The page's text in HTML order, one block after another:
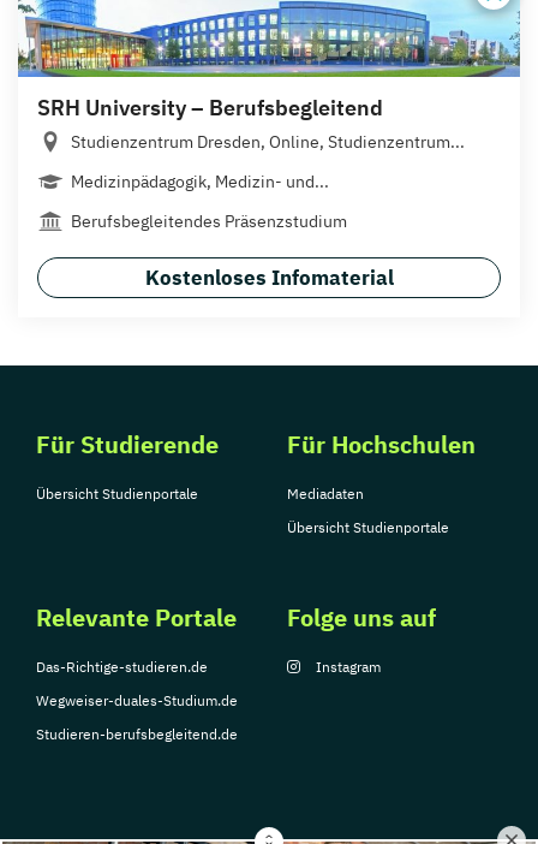
SRH University – Berufsbegleitend
Studienzentrum Dresden, Online, Studienzentrum...
Medizinpädagogik, Medizin- und...
Berufsbegleitendes Präsenzstudium
Kostenloses Infomaterial
Für Studierende
Übersicht Studienportale
Für Hochschulen
Mediadaten
Übersicht Studienportale
Relevante Portale
Das-Richtige-studieren.de
Wegweiser-duales-Studium.de
Studieren-berufsbegleitend.de
Folge uns auf
Instagram